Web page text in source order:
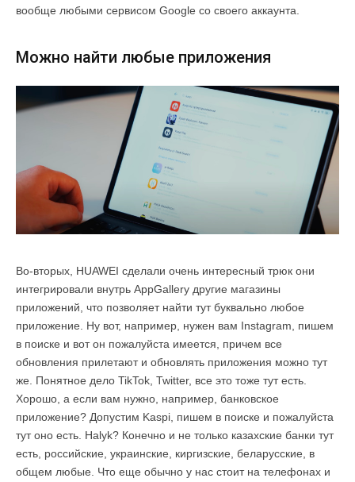
вообще любыми сервисом Google со своего аккаунта.
Можно найти любые приложения
Во-вторых, HUAWEI сделали очень интересный трюк они
интегрировали внутрь AppGallery другие магазины
приложений, что позволяет найти тут буквально любое
приложение. Ну вот, например, нужен вам Instagram, пишем
в поиске и вот он пожалуйста имеется, причем все
обновления прилетают и обновлять приложения можно тут
же. Понятное дело TikTok, Twitter, все это тоже тут есть.
Хорошо, а если вам нужно, например, банковское
приложение? Допустим Kaspi, пишем в поиске и пожалуйста
тут оно есть. Halyk? Конечно и не только казахские банки тут
есть, российские, украинские, киргизские, беларусские, в
общем любые. Что еще обычно у нас стоит на телефонах и